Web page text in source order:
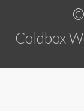
Coldbox